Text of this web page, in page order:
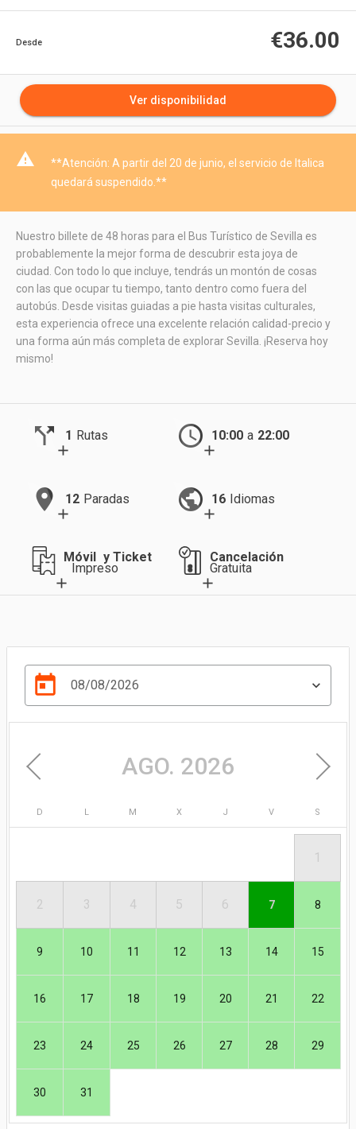
Desde €36.00
Ver disponibilidad
warning
**Atención: A partir del 20 de junio, el servicio de Italica
quedará suspendido.**
Nuestro billete de 48 horas para el Bus Turístico de Sevilla es
probablemente la mejor forma de descubrir esta joya de
ciudad. Con todo lo que incluye, tendrás un montón de cosas
con las que ocupar tu tiempo, tanto dentro como fuera del
autobús. Desde visitas guiadas a pie hasta visitas culturales,
esta experiencia ofrece una excelente relación calidad-precio y
una forma aún más completa de explorar Sevilla. ¡Reserva hoy
mismo!
call_split 1 Rutas schedule 10:00 a 22:00
location_on 12 Paradas public 16 Idiomas
Móvil y Ticket
Impreso
Cancelación
Gratuita
today 08/08/2026
AGO. 2026
D L M X J V S
1
2 3 4 5 6 7 8
9 10 11 12 13 14 15
16 17 18 19 20 21 22
23 24 25 26 27 28 29
30 31